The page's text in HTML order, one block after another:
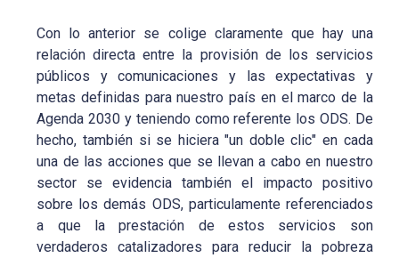
Con lo anterior se colige claramente que hay una
relación directa entre la provisión de los servicios
públicos y comunicaciones y las expectativas y
metas definidas para nuestro país en el marco de la
Agenda 2030 y teniendo como referente los ODS. De
hecho, también si se hiciera "un doble clic" en cada
una de las acciones que se llevan a cabo en nuestro
sector se evidencia también el impacto positivo
sobre los demás ODS, particulamente referenciados
a que la prestación de estos servicios son
verdaderos catalizadores para reducir la pobreza